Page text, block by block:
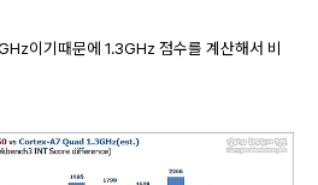
이기때문에 1.3GHz 점수를 계산해서 비